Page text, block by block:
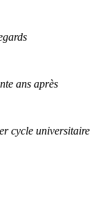
ans après
cycle universitaire